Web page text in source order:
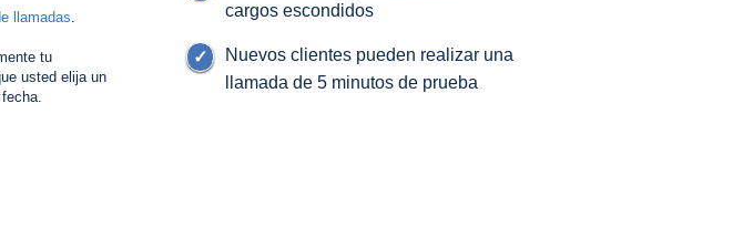
llamadas.
tu
usted elija un
cargos escondidos
Nuevos clientes pueden realizar una
llamada de 5 minutos de prueba